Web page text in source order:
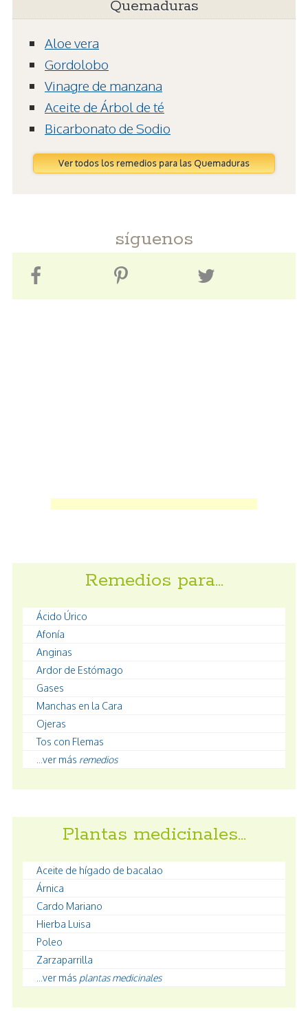
Quemaduras
Aloe vera
Gordolobo
Vinagre de manzana
Aceite de Árbol de té
Bicarbonato de Sodio
Ver todos los remedios para las Quemaduras
síguenos
Remedios para…
Ácido Úrico
Afonía
Anginas
Ardor de Estómago
Gases
Manchas en la Cara
Ojeras
Tos con Flemas
...ver más remedios
Plantas medicinales…
Aceite de hígado de bacalao
Árnica
Cardo Mariano
Hierba Luisa
Poleo
Zarzaparrilla
...ver más plantas medicinales